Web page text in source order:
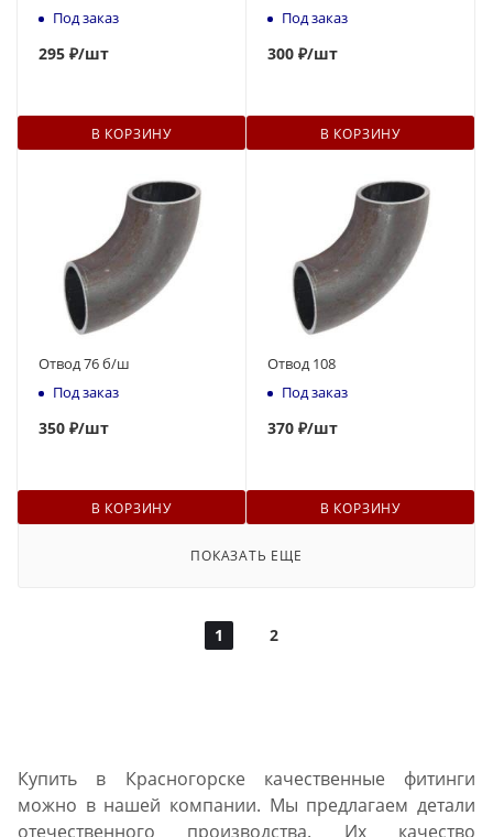
Под заказ
295 ₽/шт
В КОРЗИНУ
Под заказ
300 ₽/шт
В КОРЗИНУ
Отвод 76 б/ш
Под заказ
350 ₽/шт
В КОРЗИНУ
Отвод 108
Под заказ
370 ₽/шт
В КОРЗИНУ
ПОКАЗАТЬ ЕЩЕ
1 2
Купить в Красногорске качественные фитинги
можно в нашей компании. Мы предлагаем детали
отечественного производства. Их качество